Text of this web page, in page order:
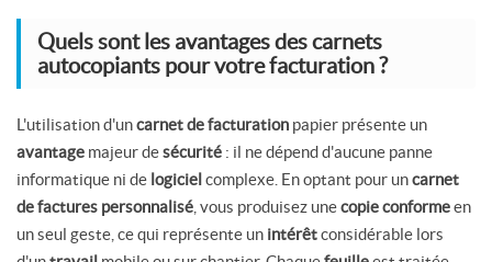
Quels sont les avantages des carnets
autocopiants pour votre facturation ?
L'utilisation d'uncarnet de facturation papier présente un
avantage majeur desécurité : il ne dépend d'aucune panne
informatique ni de logiciel complexe. En optant pour uncarnet
de factures personnalisé , vous produisez unecopie conformeen
un seul geste, ce qui représente un intérêtconsidérable lors